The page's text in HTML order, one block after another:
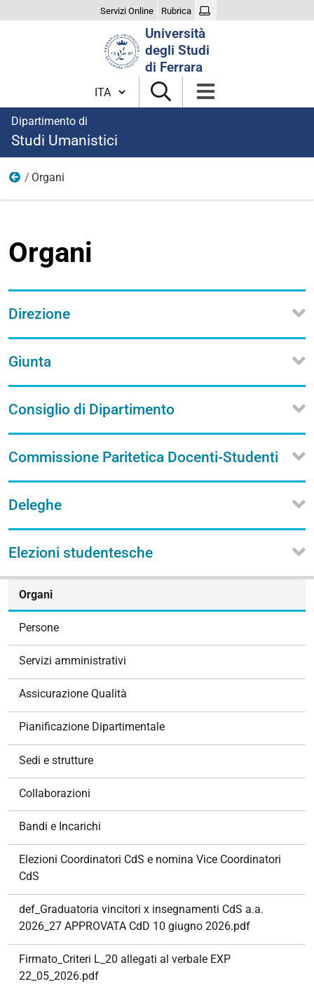
Servizi Online Rubrica
Università
degli Studi
di Ferrara
Cambia lingua
Dipartimento di
Studi Umanistici
Organizzazione
Organi
Organi
Direzione
Giunta
Consiglio di Dipartimento
Commissione Paritetica Docenti-Studenti
Deleghe
Elezioni studentesche
Organi
Persone
Servizi amministrativi
Assicurazione Qualità
Pianificazione Dipartimentale
Sedi e strutture
Collaborazioni
Bandi e Incarichi
Elezioni Coordinatori CdS e nomina Vice Coordinatori
CdS
def_Graduatoria vincitori x insegnamenti CdS a.a.
2026_27 APPROVATA CdD 10 giugno 2026.pdf
Firmato_Criteri L_20 allegati al verbale EXP
22_05_2026.pdf